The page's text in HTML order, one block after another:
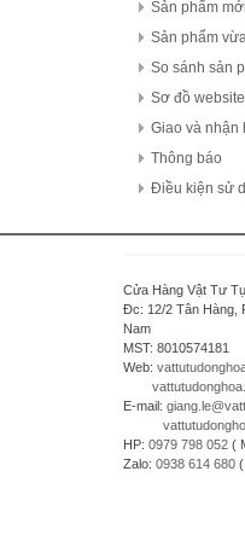
FDK
Hitachi - Japan
HCFA - China
HIOKI - Japan
HAGER
HONEYWELL
Hanyoung -
Idec Izumi
IHI - JAPAN
IOR
ICHIDEN -
IAI
Sản phẩm mới
Sản phẩm
So sánh sản
Sơ đồ website
Giao và nhận
Thông báo
Điều kiện sử
Cửa Hàng Vật Tư
Đc: 12/2 Tân Hàng,
Nam
MST: 8010574181
Web:
E-mail:
HP: 0979 798 052 (
Zalo: 0938 614 680